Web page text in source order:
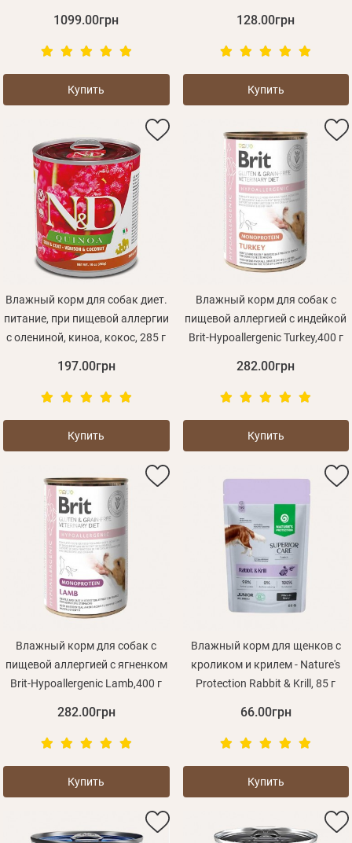
1099.00грн
Купить
128.00грн
Купить
Влажный корм для собак диет.
питание, при пищевой аллергии
с олениной, киноа, кокос, 285 г
197.00грн
Купить
Влажный корм для собак с
пищевой аллергией с индейкой
Brit-Hypoallergenic Turkey,400 г
282.00грн
Купить
Влажный корм для собак с
пищевой аллергией с ягненком
Brit-Hypoallergenic Lamb,400 г
282.00грн
Купить
Влажный корм для щенков с
кроликом и крилем - Nature's
Protection Rabbit & Krill, 85 г
66.00грн
Купить